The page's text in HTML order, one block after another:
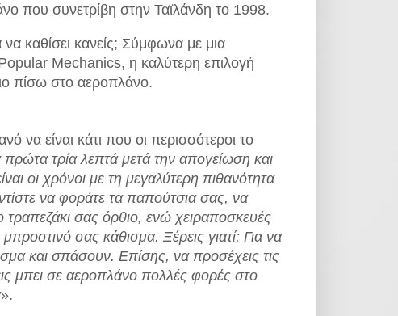
που συνετρίβη στην Ταϊλάνδη το 1998.
καθίσει κανείς; Σύμφωνα με μια
Mechanics, η καλύτερη επιλογή
πίσω στο αεροπλάνο.
να είναι κάτι που οι περισσότεροι το
πρώτα τρία λεπτά μετά την απογείωση και
οι χρόνοι με τη μεγαλύτερη πιθανότητα
να φοράτε τα παπούτσια σας, να
τραπεζάκι σας όρθιο, ενώ χειραποσκευές
σας κάθισμα. Ξέρεις γιατί; Για να
και σπάσουν. Επίσης, να προσέχεις τις
μπει σε αεροπλάνο πολλές φορές στο
».